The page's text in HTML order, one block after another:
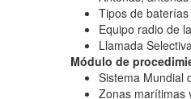
Tipos de
Equipo radio de
Llamada
Módulo de
Sistema Mundial
Zonas marítimas